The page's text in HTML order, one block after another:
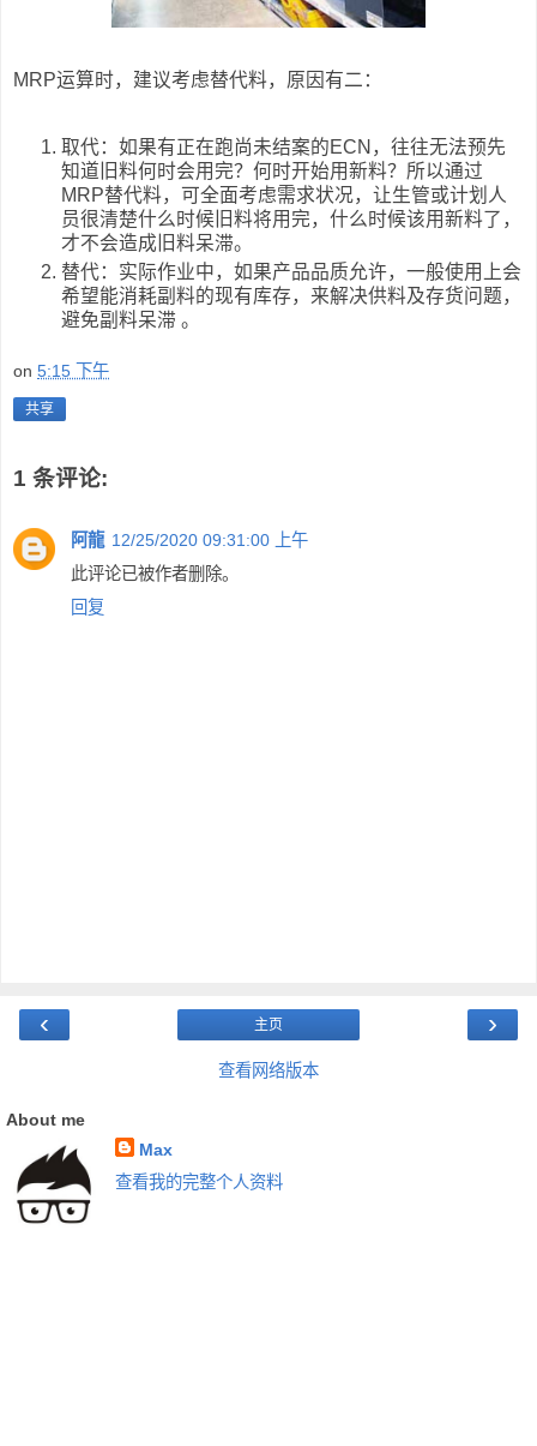
MRP运算时，建议考虑替代料，原因有二：
取代：如果有正在跑尚未结案的ECN，往往无法预先
知道旧料何时会用完？何时开始用新料？所以通过
MRP替代料，可全面考虑需求状况，让生管或计划人
员很清楚什么时候旧料将用完，什么时候该用新料了，
才不会造成旧料呆滞。
替代：实际作业中，如果产品品质允许，一般使用上会
希望能消耗副料的现有库存，来解决供料及存货问题，
避免副料呆滞 。
on 5:15 下午
共享
1 条评论:
阿龍 12/25/2020 09:31:00 上午
此评论已被作者删除。
回复
‹ ›
主页
查看网络版本
About me
Max
查看我的完整个人资料